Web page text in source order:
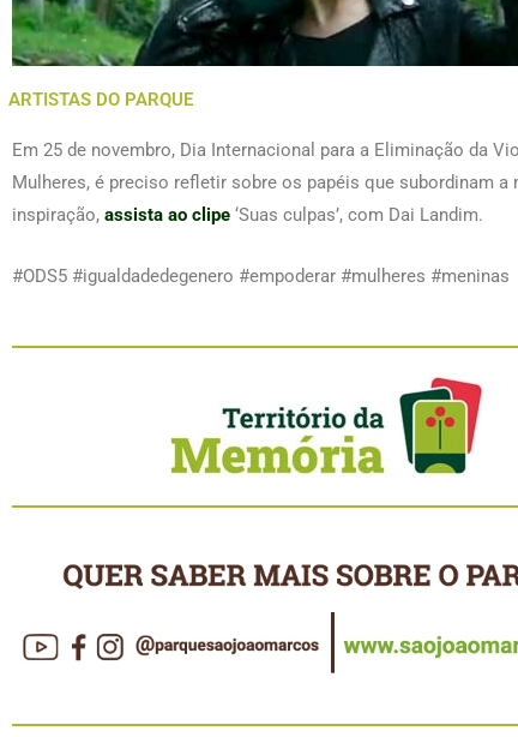
ARTISTAS DO PARQUE
Em 25 de novembro, Dia Internacional para a Eliminação da
Mulheres, é preciso refletir sobre os papéis que subordinam a
inspiração, assista ao clipe ‘Suas culpas’, com Dai Landim.
#ODS5 #igualdadedegenero #empoderar #mulheres #meninas